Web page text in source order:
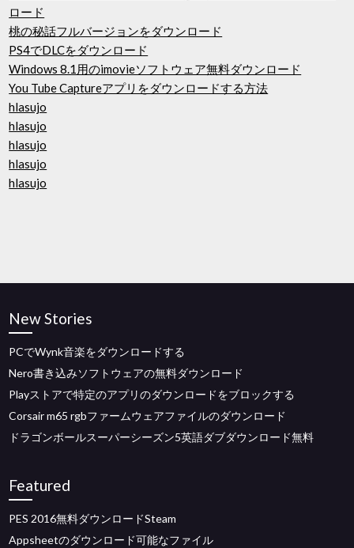
ロード
桃の秘話フルバージョンをダウンロード
PS4でDLCをダウンロード
Windows 8.1用のimovieソフトウェア無料ダウンロード
You Tube Captureアプリをダウンロードする方法
hlasujo
hlasujo
hlasujo
hlasujo
hlasujo
New Stories
PCでWynk音楽をダウンロードする
Nero書き込みソフトウェアの無料ダウンロード
Playストアで特定のアプリのダウンロードをブロックする
Corsair m65 rgbファームウェアファイルのダウンロード
ドラゴンボールスーパーシーズン5英語ダブダウンロード無料
Featured
PES 2016無料ダウンロードSteam
Appsheetのダウンロード可能なファイル